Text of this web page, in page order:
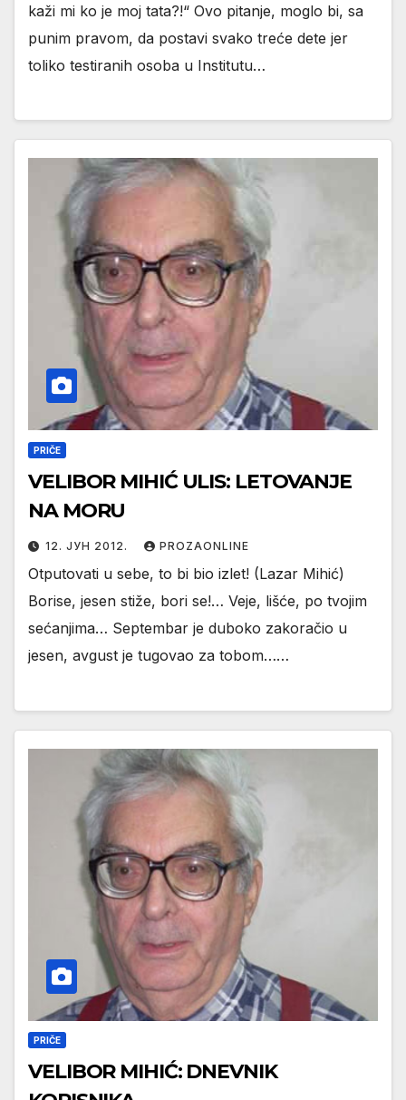
kaži mi ko je moj tata?!“ Ovo pitanje, moglo bi, sa
punim pravom, da postavi svako treće dete jer
toliko testiranih osoba u Institutu…
PRIČE
VELIBOR MIHIĆ ULIS: LETOVANJE
NA MORU
12. ЈУН 2012. PROZAONLINE
Otputovati u sebe, to bi bio izlet! (Lazar Mihić)
Borise, jesen stiže, bori se!… Veje, lišće, po tvojim
sećanjima… Septembar je duboko zakoračio u
jesen, avgust je tugovao za tobom……
PRIČE
VELIBOR MIHIĆ: DNEVNIK